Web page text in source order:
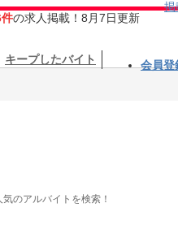
の求人掲載！8月7日更新
掲
キープしたバイト 会員登
のアルバイトを検索！